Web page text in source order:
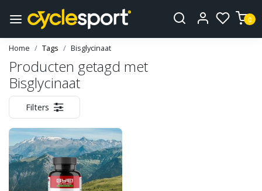
0
Home Tags Bisglycinaat
Producten getagd met
Bisglycinaat
Filters